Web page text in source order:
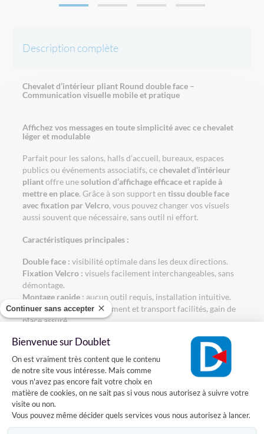
Continuer sans accepter
Bienvenue sur Doublet
Plateforme de Gestion du
On est vraiment très content que le contenu
de notre site vous intéresse. Mais comme
vous n'avez pas encore fait votre choix en
matière de cookies, on ne sait pas si vous nous autorisez à suivre votre
visite ou non.
Vous pouvez même décider quels services vous nous autorisez à lancer.
Description complète
Chevalet d’intérieur pliant Round double face –
Communication visuelle mobile et pratique
Affichez vos messages en toute simplicité avec ce chevalet
léger et modulable
Parfait pour les salons, halls d’accueil, bureaux, espaces
publics ou événements associatifs, cechevalet d’intérieur
pliantoffre unesolution d’affichage efficace et rapide à
mettre en place. Grâce à son support entissu double face
avec fixation par Velcro, vous pouvez changer vos visuels
aussi souvent que nécessaire, sans outil ni effort.
Caractéristiques principales :
Double face : visibilité optimale dans les deux directions.
Fixation Velcro : visuels facilement interchangeables, sans
démontage.
Montage rapide : aucun outil requis, installation intuitive.
Structure pliante :rangement et transport facilités, gain de
place assuré.
environnements intérieurs.
Dimensions :
Largeur :
70 cm
Hauteur :